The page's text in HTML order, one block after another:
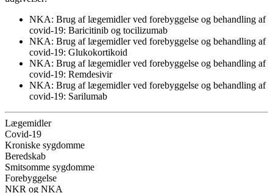
NKA: Brug af lægemidler ved forebyggelse og behandling af
covid-19: Baricitinib og tocilizumab
NKA: Brug af lægemidler ved forebyggelse og behandling af
covid-19: Glukokortikoid
NKA: Brug af lægemidler ved forebyggelse og behandling af
covid-19: Remdesivir
NKA: Brug af lægemidler ved forebyggelse og behandling af
covid-19: Sarilumab
Lægemidler
Covid-19
Kroniske sygdomme
Beredskab
Smitsomme sygdomme
Forebyggelse
NKR og NKA